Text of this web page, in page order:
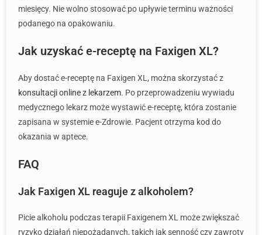
miesięcy. Nie wolno stosować po upływie terminu ważności
podanego na opakowaniu.
Jak uzyskać e-receptę na Faxigen XL?
Aby dostać e-receptę na Faxigen XL, można skorzystać z
konsultacji online z lekarzem. Po przeprowadzeniu wywiadu
medycznego lekarz może wystawić e-receptę, która zostanie
zapisana w systemie e-Zdrowie. Pacjent otrzyma kod do
okazania w aptece.
FAQ
Jak Faxigen XL reaguje z alkoholem?
Picie alkoholu podczas terapii Faxigenem XL może zwiększać
ryzyko działań niepożądanych, takich jak senność czy zawroty